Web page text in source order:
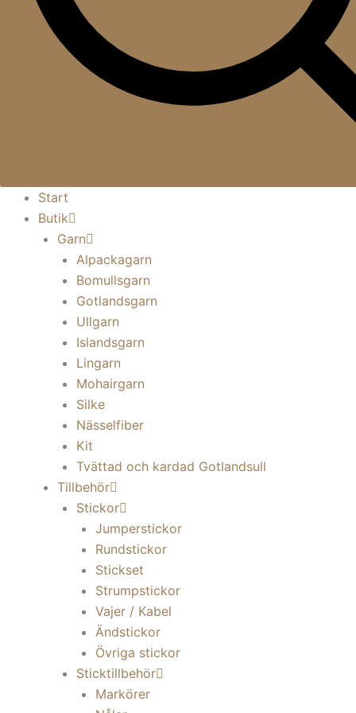
Start
Butik
Garn
Alpackagarn
Bomullsgarn
Gotlandsgarn
Ullgarn
Islandsgarn
Lingarn
Mohairgarn
Silke
Nässelfiber
Kit
Tvättad och kardad Gotlandsull
Tillbehör
Stickor
Jumperstickor
Rundstickor
Stickset
Strumpstickor
Vajer / Kabel
Ändstickor
Övriga stickor
Sticktillbehör
Markörer